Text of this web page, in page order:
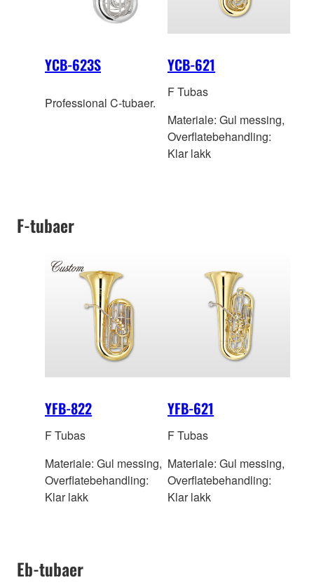
YCB-623S
Professional C-tubaer.
YCB-621
F Tubas
Materiale: Gul messing,
Overflatebehandling:
Klar lakk
F-tubaer
YFB-822
F Tubas
Materiale: Gul messing,
Overflatebehandling:
Klar lakk
YFB-621
F Tubas
Materiale: Gul messing,
Overflatebehandling:
Klar lakk
Eb-tubaer